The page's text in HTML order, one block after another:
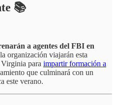
📚
a agentes del FBI en
organización viajarán esta
Virginia para impartir formación a
que culminará con un
este verano.